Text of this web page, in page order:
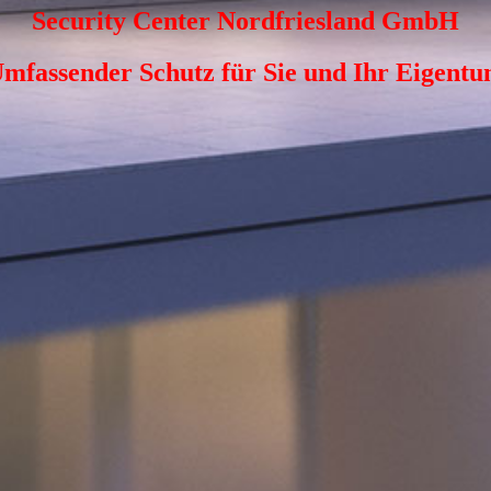
Security Center Nordfriesland GmbH
Schutz für Sie und Ihr